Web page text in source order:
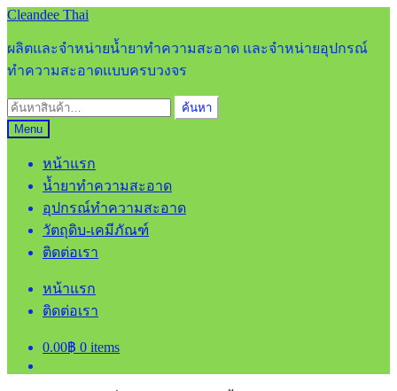
Skip
navigation
Skip
content
Cleandee Thai
ผลิตและจำหน่ายน้ำยาทำความสะอาด และจำหน่ายอุปกรณ์
ทำความสะอาดแบบครบวงจร
ค้นหา:
ค้นหา
Menu
หน้าแรก
น้ำยาทำความสะอาด
อุปกรณ์ทำความสะอาด
วัตถุดิบ-เคมีภัณฑ์
ติดต่อเรา
หน้าแรก
ติดต่อเรา
0.00฿ 0 items